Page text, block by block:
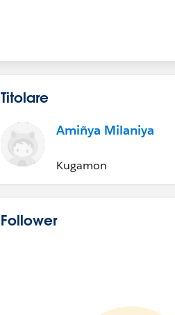
Titolare
Amiñya Milaniya
Kugamon
Follower